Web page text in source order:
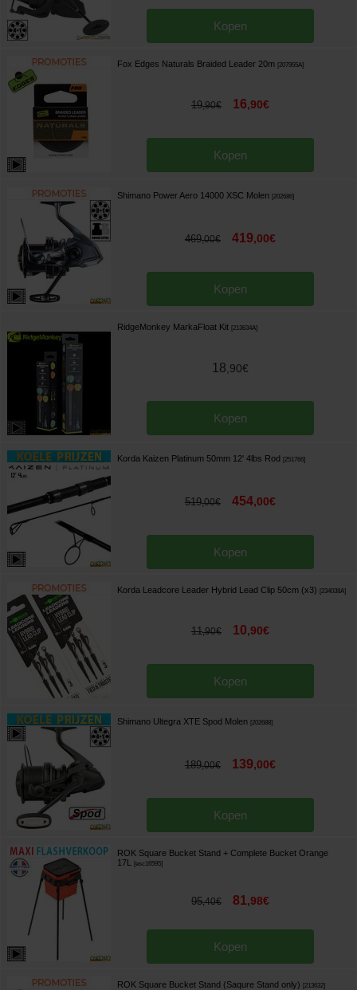
Kopen
Fox Edges Naturals Braided Leader 20m 207955A]
19,90€ 16,90€
Kopen
Shimano Power Aero 14000 XSC Molen 202686]
469,00€ 419,00€
Kopen
RidgeMonkey MarkaFloat Kit 213634A]
18 90€
Kopen
Korda Kaizen Platinum 50mm 12' 4lbs Rod 251766]
519,00€ 454,00€
Kopen
Korda Leadcore Leader Hybrid Lead Clip 50cm (x3) 234038A]
11,90€ 10,90€
Kopen
Shimano Ultegra XTE Spod Molen 202688]
189,00€ 139,00€
Kopen
ROK Square Bucket Stand + Complete Bucket Orange
17L
[esc16595]
95,40€ 81,98€
Kopen
ROK Square Bucket Stand (Saqure Stand only) 213632]